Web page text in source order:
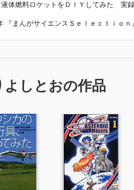
液体燃料ロケットをＤＩＹしてみた 実録
『まんがサイエンスＳｅｌｅｃｔｉｏ
よしとおの作品